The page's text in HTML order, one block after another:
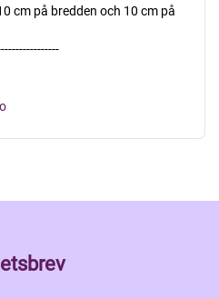
cm på bredden och 10 cm på